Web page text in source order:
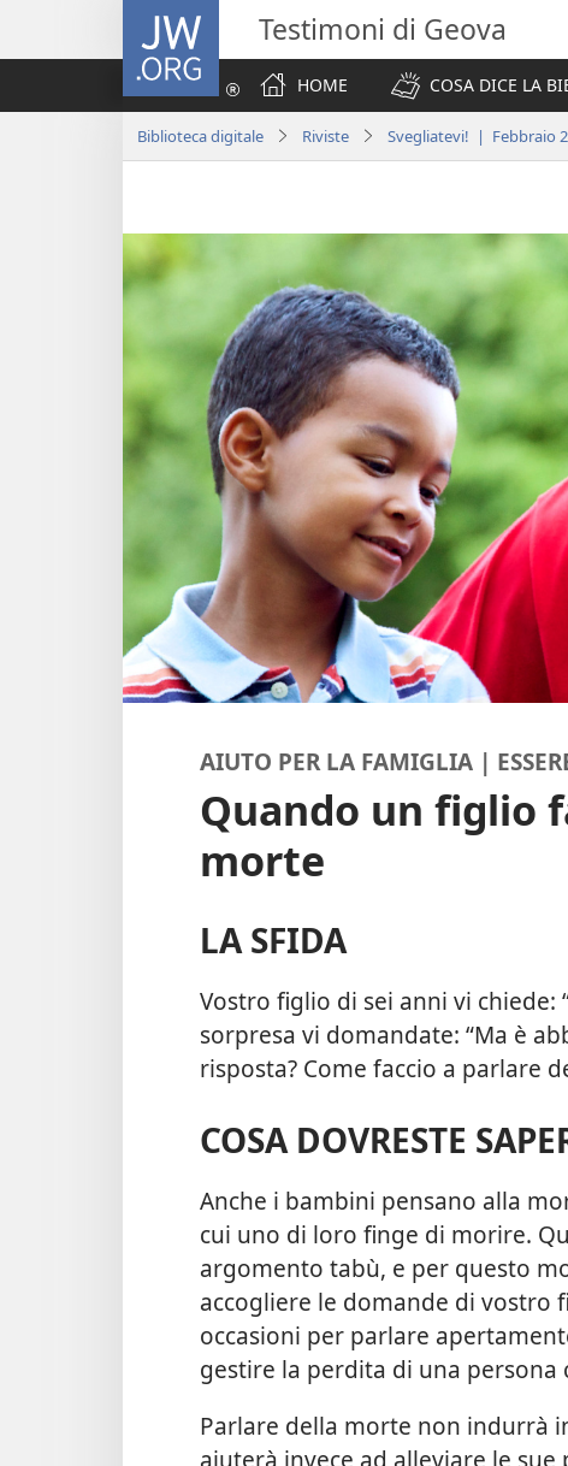
JW.ORG Testimoni di Geova
HOME
COSA DICE LA
Biblioteca digitale Riviste Svegliatevi! | Febbraio
AIUTO PER LA FAMIGLIA |
Quando un figlio
morte
LA SFIDA
Vostro figlio di sei anni vi chiede:
sorpresa vi domandate: “Ma è
risposta? Come faccio a parlare
COSA DOVRESTE
Anche i bambini pensano alla
cui uno di loro finge di morire.
argomento tabù, e per questo
accogliere le domande di vostro
occasioni per parlare
gestire la perdita di una persona
Parlare della morte non indurrà